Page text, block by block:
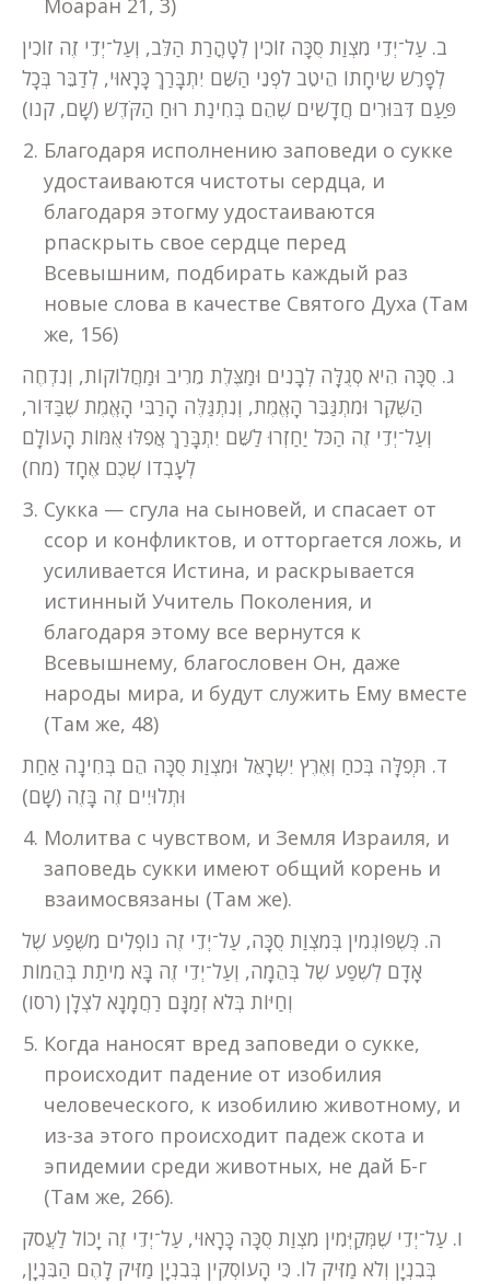
Моаран 21, 3)
ב. עַל־יְדֵי מִצְוַת סֻכָּה זוֹכִין לְטָהֳרַת הַלֵּב, וְעַל־יְדֵי זֶה זוֹכִין
לְפָרֵשׁ שִׂיחָתוֹ הֵיטֵב לִפְנֵי הַשֵּׁם יִתְבָּרַךְ כָּרָאוּי, לְדַבֵּר בְּכָל
פַּעַם דִּבּוּרִים חֲדָשִׁים שֶׁהֵם בְּחִינַת רוּחַ הַקֹּדֶשׁ (שָׁם, קנו)
Благодаря исполнению заповеди о сукке
удостаиваются чистоты сердца, и
благодаря этогму удостаиваются
рпаскрыть свое сердце перед
Всевышним, подбирать каждый раз
новые слова в качестве Святого Духа (Там
же, 156)
ג. סֻכָּה הִיא סְגֻלָּה לְבָנִים וּמַצֶּלֶת מֵרִיב וּמַחֲלוֹקוֹת, וְנִדְחֶה
הַשֶּׁקֶר וּמִתְגַּבֵּר הָאֱמֶת, וְנִתְגַּלֶּה הָרַבִּי הָאֱמֶת שֶׁבַּדּוֹר,
וְעַל־יְדֵי זֶה הַכֹּל יַחַזְרוּ לַשֵּׁם יִתְבָּרַךְ אֲפִלּוּ אֻמּוֹת הָעוֹלָם
לְעָבְדוֹ שְׁכֶם אֶחָד (מח)
Сукка — сгула на сыновей, и спасает от
ссор и конфликтов, и отторгается ложь, и
усиливается Истина, и раскрывается
истинный Учитель Поколения, и
благодаря этому все вернутся к
Всевышнему, благословен Он, даже
народы мира, и будут служить Ему вместе
(Там же, 48)
ד. תְּפִלָּה בְּכֹחַ וְאֶרֶץ יִשְׂרָאֵל וּמִצְוַת סֻכָּה הֵם בְּחִינָה אַחַת
וּתְלוּיִים זֶה בָּזֶה (שָׁם)
Молитва с чувством, и Земля Израиля, и
заповедь сукки имеют общий корень и
взаимосвязаны (Там же).
ה. כְּשֶׁפּוֹגְמִין בְּמִצְוַת סֻכָּה, עַל־יְדֵי זֶה נוֹפְלִים מִשֶּׁפַע שֶׁל
אָדָם לְשֶׁפַע שֶׁל בְּהֵמָה, וְעַל־יְדֵי זֶה בָּא מִיתַת בְּהֵמוֹת
וְחַיּוֹת בְּלֹא זְמַנָּם רַחֲמָנָא לִצְלָן (רסו)
Когда наносят вред заповеди о сукке,
происходит падение от изобилия
человеческого, к изобилию животному, и
из-за этого происходит падеж скота и
эпидемии среди животных, не дай Б-г
(Там же, 266).
ו. עַל־יְדֵי שֶׁמְּקַיְּמִין מִצְוַת סֻכָּה כָּרָאוּי, עַל־יְדֵי זֶה יָכוֹל לַעֲסֹק
בְּבִנְיָן וְלֹא מַזִּיק לוֹ. כִּי הָעוֹסְקִין בְּבִנְיָן מַזִּיק לָהֶם הַבִּנְיָן,